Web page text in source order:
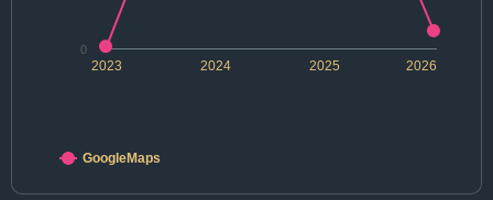
2024 2026
2023 2025
0
GoogleMaps